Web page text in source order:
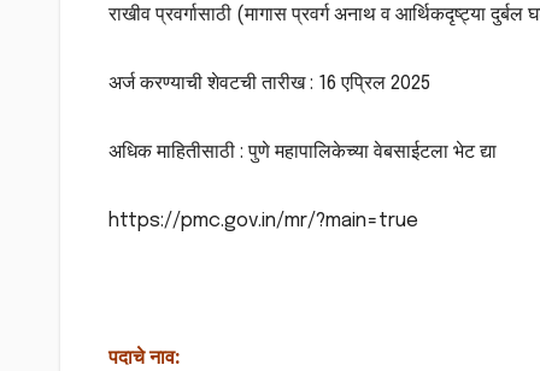
राखीव प्रवर्गासाठी (मागास प्रवर्ग अनाथ व आर्थिकदृष्ट्या
अर्ज करण्याची शेवटची तारीख : 16 एप्रिल 2025
अधिक माहितीसाठी : पुणे महापालिकेच्या वेबसाईटला भेट द्या
https://pmc.gov.in/mr/?main=true
पदाचे नाव: